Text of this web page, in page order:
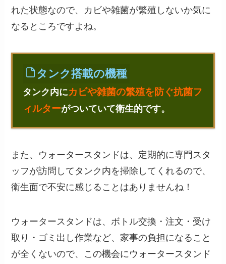
れた状態なので、カビや雑菌が繁殖しないか気に
なるところですよね。
タンク搭載の機種
タンク内にカビや雑菌の繁殖を防ぐ抗菌フ
ィルターがついていて衛生的です。
また、ウォータースタンドは、定期的に専門スタ
ッフが訪問してタンク内を掃除してくれるので、
衛生面で不安に感じることはありませんね！
ウォータースタンドは、ボトル交換・注文・受け
取り・ゴミ出し作業など、家事の負担になること
が全くないので、この機会にウォータースタンド